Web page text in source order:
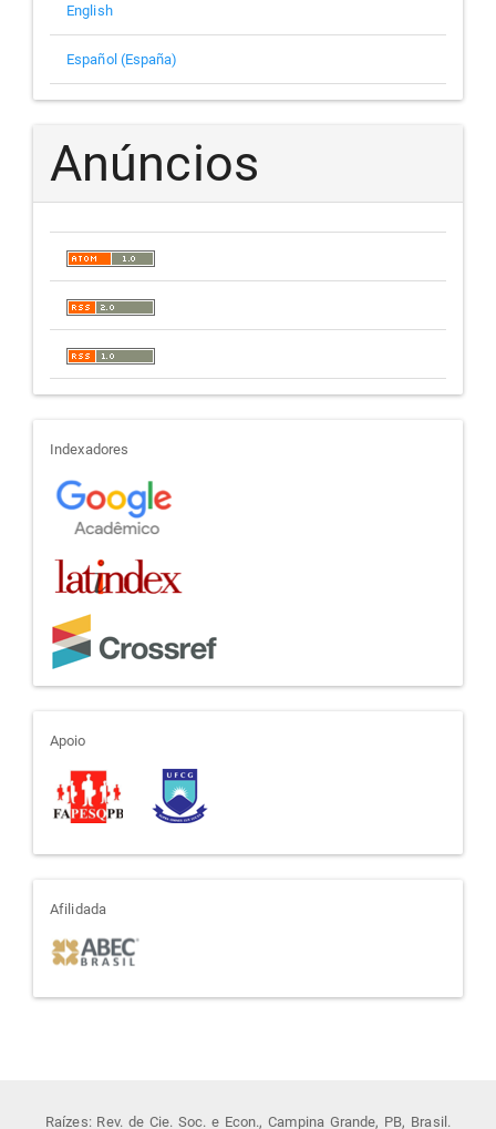
English
Español (España)
Anúncios
indexadores
Indexadores
apoio
Apoio
afiliada
Afilidada
Raízes: Rev. de Cie. Soc. e Econ., Campina Grande, PB, Brasil.